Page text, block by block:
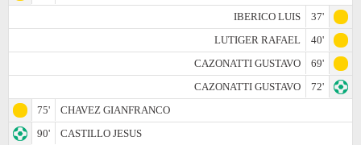
IBERICO LUIS
37'
LUTIGER RAFAEL
40'
CAZONATTI GUSTAVO
69'
CAZONATTI GUSTAVO
72'
75'
CHAVEZ GIANFRANCO
90'
CASTILLO JESUS